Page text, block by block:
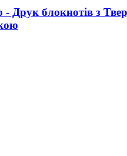
- Друк блокнотів з